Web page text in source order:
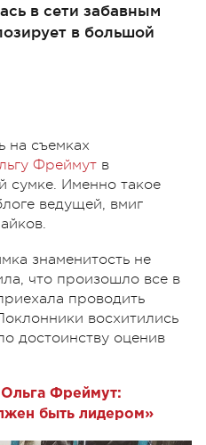
в сети забавным
в большой
на съемках
Фреймут в
сумке. Именно такое
ведущей, вмиг
знаменитость не
что произошло все в
проводить
восхитились
достоинству оценив
Ольга Фреймут:
быть лидером»